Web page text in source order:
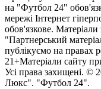
на "Футбол 24"
мережі Інтернет
обов'язкове.
"Партнерський
публікуємо на правах
21+Матеріали сайту
Усi права захищенi. ©
Люкс". "Футбол 24".